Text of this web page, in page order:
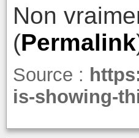
Non
(Permalink
Source :
is-showing-